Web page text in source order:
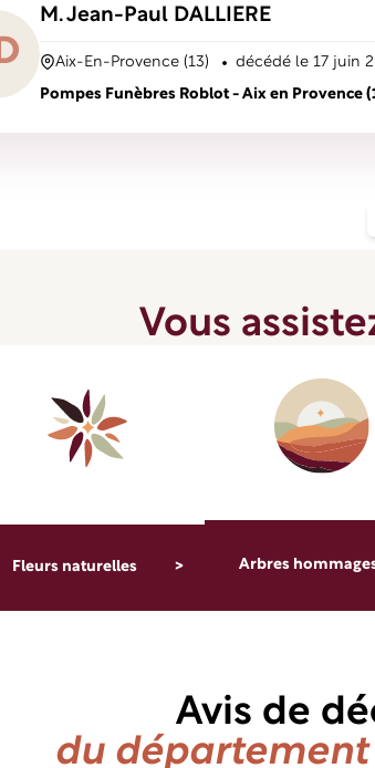
D
M. Jean-Paul DALLIERE
Aix-En-Provence (13) décédé le 17 juin
Pompes Funèbres Roblot - Aix en Provence
Vous
Fleurs naturelles Arbres
Avis de
du département